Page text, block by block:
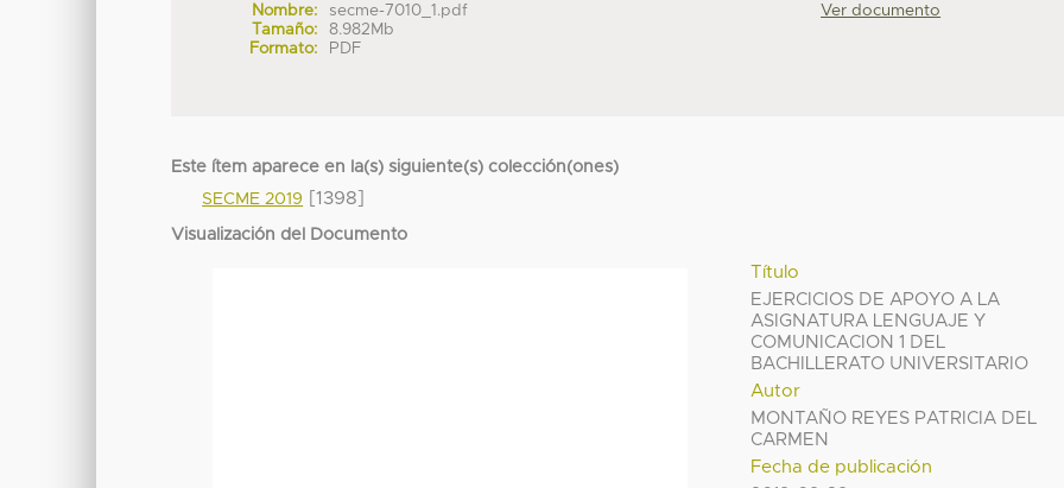
Nombre:
secme-7010_1.pdf
Tamaño:
8.982Mb
Formato:
PDF
Ver documento
Este ítem aparece en la(s) siguiente(s) colección(ones)
SECME 2019
[1398]
Visualización del Documento
Título
EJERCICIOS DE APOYO A LA
ASIGNATURA LENGUAJE Y
COMUNICACION 1 DEL
BACHILLERATO UNIVERSITARIO
Autor
MONTAÑO REYES PATRICIA DEL
CARMEN
Fecha de publicación